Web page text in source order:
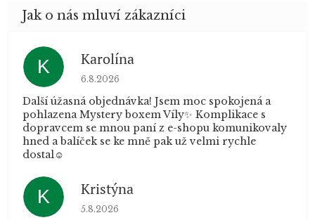
K Karolína
Hodnocení obchodu je 5 z 5 hvězdiček.
6.8.2026
Další úžasná objednávka! Jsem moc spokojená a
pohlazena Mystery boxem Víly✨ Komplikace s
dopravcem se mnou paní z e-shopu komunikovaly
hned a balíček se ke mně pak už velmi rychle
dostal☺️
K Kristýna
Hodnocení obchodu je 5 z 5 hvězdiček.
5.8.2026